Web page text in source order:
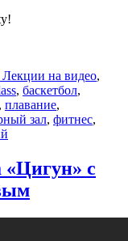
на видео,
, баскетбол,
, плавание,
зал, фитнес,
Дыхательная
гимнастика
«Цигун»
Евгением
«Цигун» с